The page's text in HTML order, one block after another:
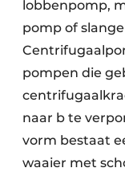
lobbenpomp,
pomp of
pompen die
naar b te
vorm bestaat
waaier met